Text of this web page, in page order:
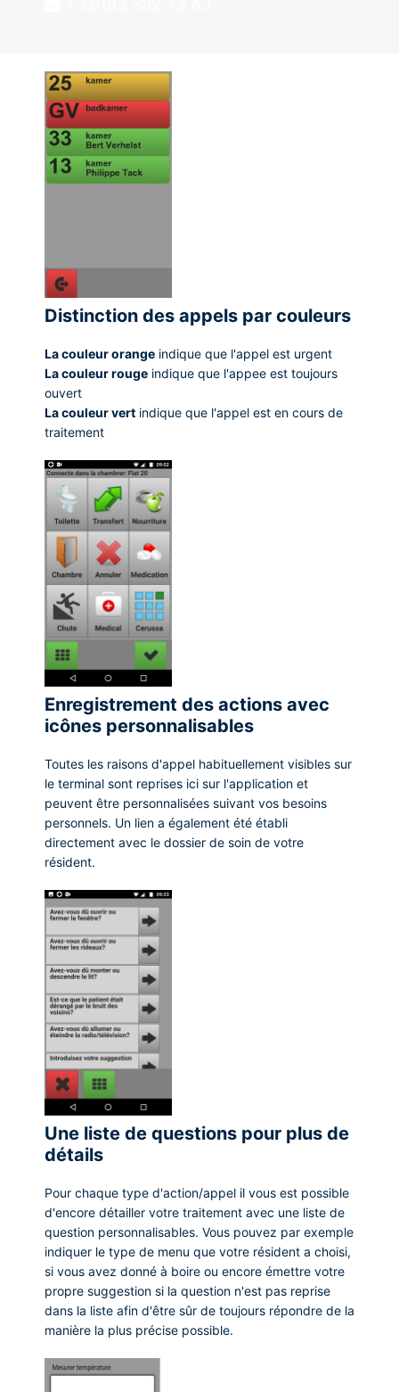
Distinction des appels par couleurs
La couleur orange indique que l'appel est urgent
La couleur rouge indique que l'appee est toujours
ouvert
La couleur vert indique que l'appel est en cours de
traitement
Enregistrement des actions avec
icônes personnalisables
Toutes les raisons d'appel habituellement visibles sur
le terminal sont reprises ici sur l'application et
peuvent être personnalisées suivant vos besoins
personnels. Un lien a également été établi
directement avec le dossier de soin de votre
résident.
Une liste de questions pour plus de
détails
Pour chaque type d'action/appel il vous est possible
d'encore détailler votre traitement avec une liste de
question personnalisables. Vous pouvez par exemple
indiquer le type de menu que votre résident a choisi,
si vous avez donné à boire ou encore émettre votre
propre suggestion si la question n'est pas reprise
dans la liste afin d'être sûr de toujours répondre de la
manière la plus précise possible.